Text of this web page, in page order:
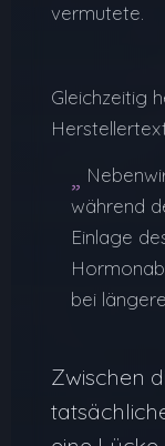
vermutete.
Gleichzeitig
„
während
Einlage
bei
Zwischen